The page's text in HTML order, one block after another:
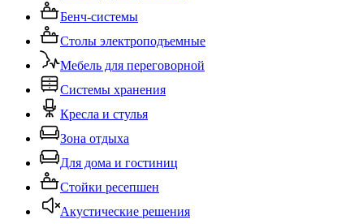
Бенч-системы
Столы электроподъемные
Мебель для переговорной
Системы хранения
Кресла и стулья
Зона отдыха
Для дома и гостиниц
Стойки ресепшен
Акустические решения